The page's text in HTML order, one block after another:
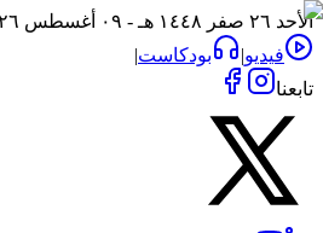
الأحد ٢٦ صفر ١٤٤٨ هـ - ٠٩ أغسطس ٢٠٢٦
فيديو| بودكاست|
تابعنا